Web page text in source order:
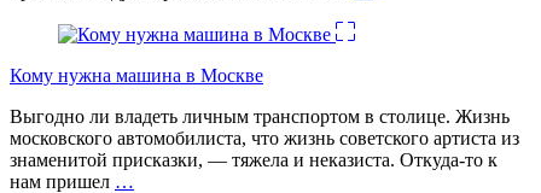
Кому нужна машина в Москве
Выгодно ли владеть личным транспортом в столице. Жизнь
московского автомобилиста, что жизнь советского артиста из
знаменитой присказки, — тяжела и неказиста. Откуда-то к
нам пришел …